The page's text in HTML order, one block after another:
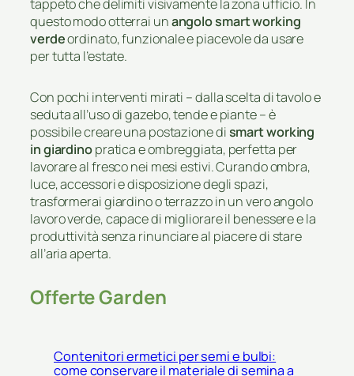
tappeto che delimiti visivamente la zona ufficio. In
questo modo otterrai unangolo smart working
verdeordinato, funzionale e piacevole da usare
per tutta l’estate.
Con pochi interventi mirati – dalla scelta di tavolo e
seduta all’uso di gazebo, tende e piante – è
possibile creare una postazione dismart working
in giardinopratica e ombreggiata, perfetta per
lavorare al fresco nei mesi estivi. Curando ombra,
luce, accessori e disposizione degli spazi,
trasformerai giardino o terrazzo in un vero angolo
lavoro verde, capace di migliorare il benessere e la
produttività senza rinunciare al piacere di stare
all’aria aperta.
Offerte Garden
Contenitori ermetici per semi e bulbi:
come conservare il materiale di semina a